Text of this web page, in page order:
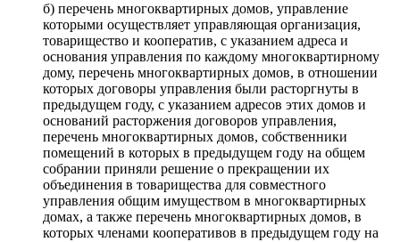
б) перечень многоквартирных домов, управление
которыми осуществляет управляющая организация,
товарищество и кооператив, с указанием адреса и
основания управления по каждому многоквартирному
дому, перечень многоквартирных домов, в отношении
которых договоры управления были расторгнуты в
предыдущем году, с указанием адресов этих домов и
оснований расторжения договоров управления,
перечень многоквартирных домов, собственники
помещений в которых в предыдущем году на общем
собрании приняли решение о прекращении их
объединения в товарищества для совместного
управления общим имуществом в многоквартирных
домах, а также перечень многоквартирных домов, в
которых членами кооперативов в предыдущем году на